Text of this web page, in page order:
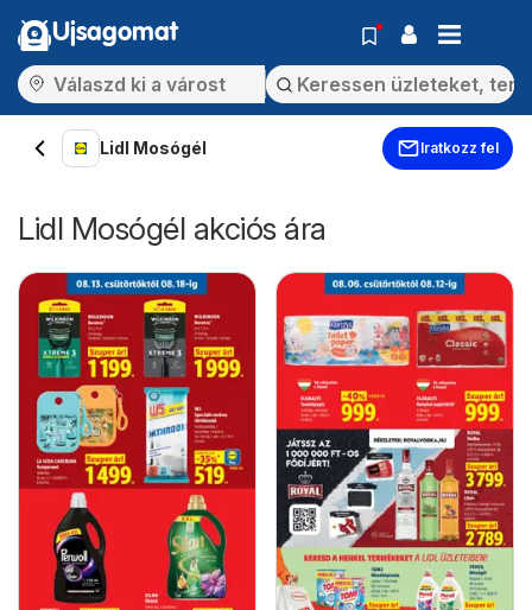
Ujsagomat
Lidl Mosógél Iratkozz fel
Lidl Mosógél akciós ára